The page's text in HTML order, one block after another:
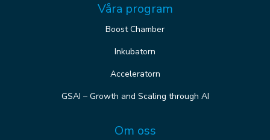
Våra program
Boost Chamber
Inkubatorn
Acceleratorn
GSAI – Growth and Scaling through AI
Om oss